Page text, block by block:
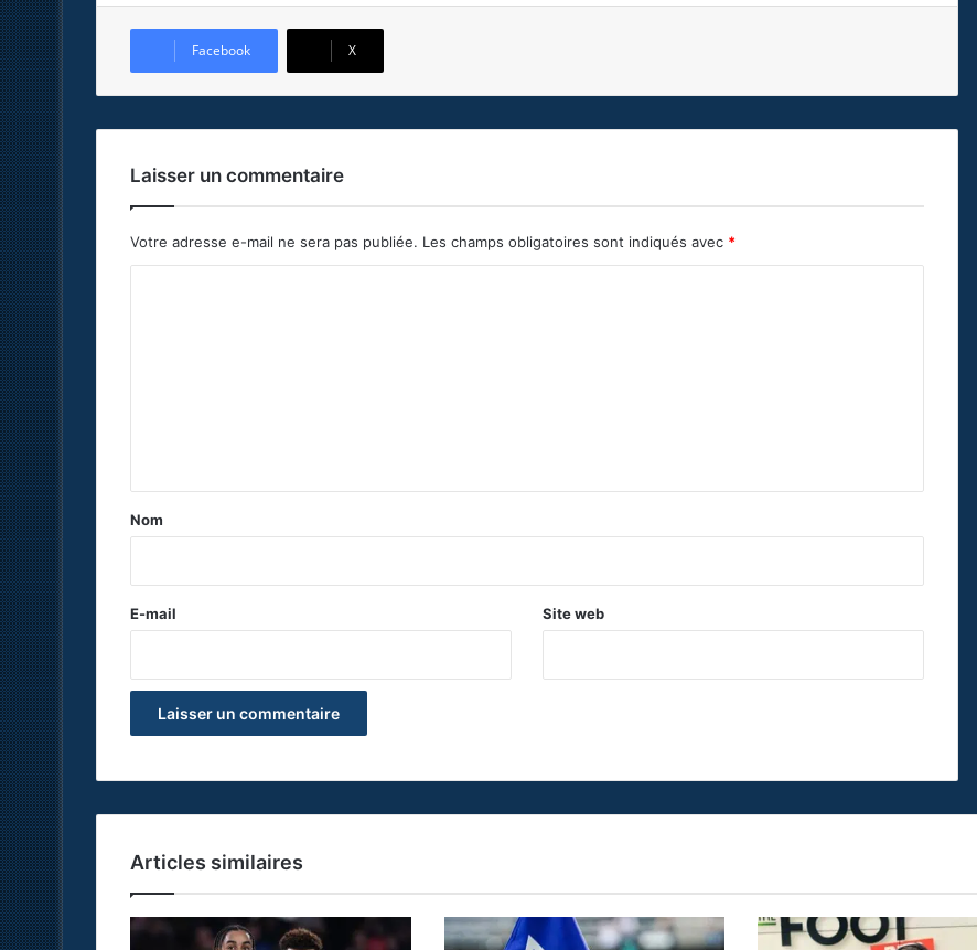
Facebook X
Laisser un commentaire
Votre adresse e-mail ne sera pas publiée. Les champs obligatoires sont indiqués avec *
a
e
Nom
E-mail Site web
Articles similaires